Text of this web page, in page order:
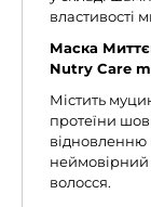
властивості
Маска
Nutry Care
Містить
протеїни
відновленню
неймовірний
волосся.